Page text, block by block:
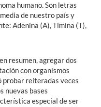
humano. Son letras
de nuestro país y
Adenina (A), Timina (T),
resumen, agregar dos
con organismos
probar reiteradas veces
nuevas bases
especial de ser